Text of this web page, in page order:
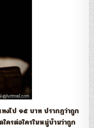
งไป ๑๕ บาท ปรากฏว่าถูก
ใครต่อใครในหมู่บ้านว่าถูก